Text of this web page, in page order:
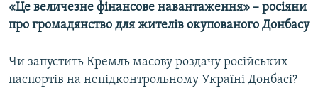
«Це величезне фінансове навантаження» – росіяни
про громадянство для жителів окупованого Донбасу
Чи запустить Кремль масову роздачу російських
паспортів на непідконтрольному Україні Донбасі?